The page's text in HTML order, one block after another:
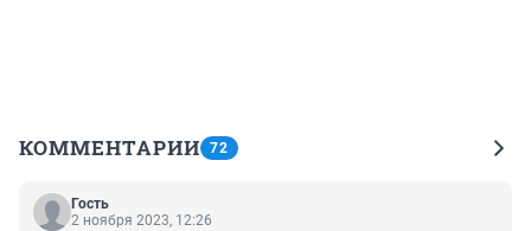
КОММЕНТАРИИ 72
Гость
2 ноября 2023, 12:26